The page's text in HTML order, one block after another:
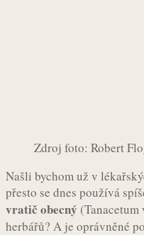
Zdroj foto: Robert
Našli bychom už v
přesto se dnes používá
vratič obecný
herbářů? A je oprávněné